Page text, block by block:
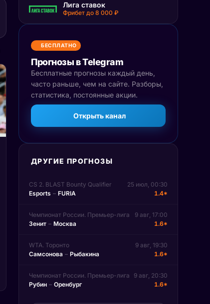
Лига ставок
Фрибет до 8 000 ₽
БЕСПЛАТНО
Прогнозы в Telegram
Бесплатные прогнозы каждый день,
часто раньше, чем на сайте. Разборы,
статистика, постоянные акции.
Открыть канал
ДРУГИЕ ПРОГНОЗЫ
CS 2. BLAST Bounty Qualifier
25 июл, 00:30
Esports – FURIA 1.4*
Чемпионат России. Премьер-лига
9 авг, 17:00
Зенит – Москва 1.6*
WTA. Торонто
9 авг, 19:30
Самсонова – Рыбакина 1.6*
Чемпионат России. Премьер-лига
9 авг, 20:30
Рубин – Оренбург 1.6*